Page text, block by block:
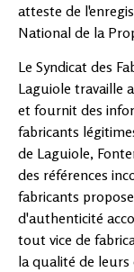
atteste de
National de la
Le Syndicat des
Laguiole travaille
et fournit des
fabricants
de Laguiole,
des références
fabricants
d'authenticité
tout vice de
la qualité de leurs